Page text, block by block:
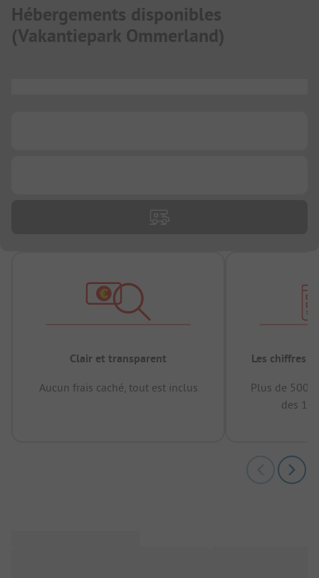
Hébergements disponibles
(Vakantiepark Ommerland)
Clair et transparent
Aucun frais caché, tout est inclus
Les chiffres
Plus de
des 12